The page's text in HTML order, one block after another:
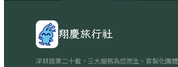
翔慶旅行社
深耕旅業二十載，三大服務為您而生。客製化團體